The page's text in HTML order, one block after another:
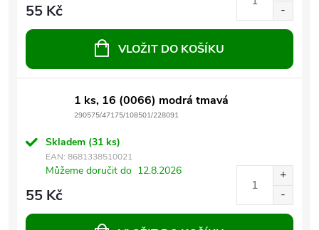
55 Kč
VLOŽIT DO KOŠÍKU
1 ks, 16 (0066) modrá tmavá
290575/47175/108501/228091
Skladem (31 ks)
EAN: 8681338510021
Můžeme doručit do 12.8.2026
55 Kč